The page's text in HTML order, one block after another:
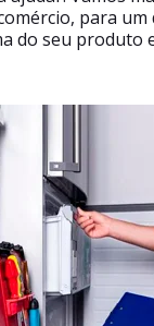
para
do seu produto